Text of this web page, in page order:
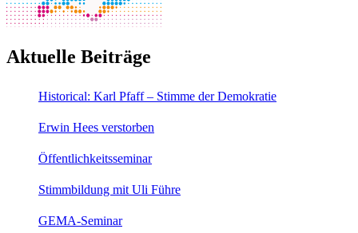
Aktuelle Beiträge
Historical: Karl Pfaff – Stimme der Demokratie
Erwin Hees verstorben
Öffentlichkeitsseminar
Stimmbildung mit Uli Führe
GEMA-Seminar